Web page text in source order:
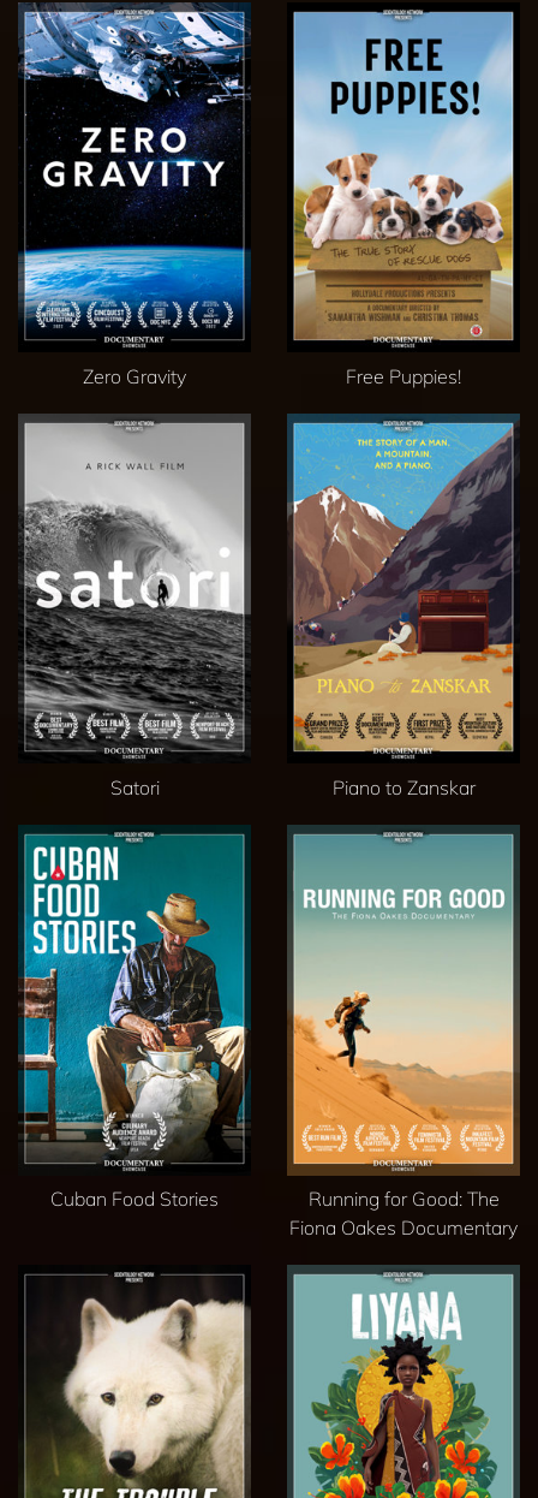
Zero Gravity Free Puppies!
Satori Piano to Zanskar
Cuban Food Stories
Running for Good: The
Fiona Oakes Documentary